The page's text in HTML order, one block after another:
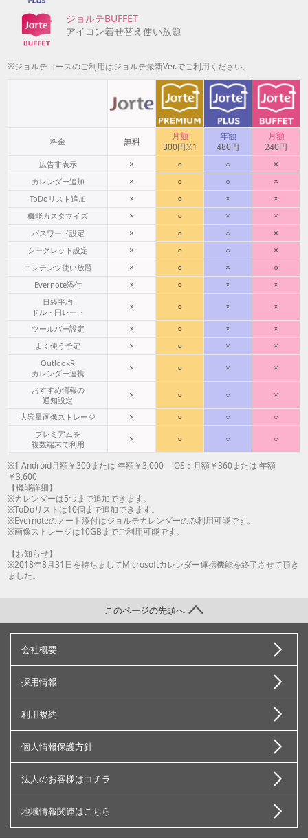
ジョルテBUFFET
アイコン着せ替え使い放題
※ジョルテコースのご利用はジョルテ最新Ver.でご利用ください。
料金 無料
月額
300円※1
年額
480円
月額
240円
広告非表示 × ○ ○ ×
カレンダー追加 × ○ ○ ×
ToDoリスト追加 × ○ × ×
機能カスタマイズ × ○ × ×
パスワード設定 × ○ ○ ×
シークレット設定 × ○ ○ ×
コンテンツ使い放題 × ○ × ○
Evernote添付 × ○ × ×
日経平均
ドル・円レート
× ○ × ×
ツールバー設定 × ○ × ×
よく使う予定 × ○ × ×
OutlookR
カレンダー連携
× ○ × ×
おすすめ情報の
通知設定
× ○ ○ ×
大容量画像ストレージ × ○ ○ ○
プレミアムを
複数端末で利用
× ○ ○ ○
※1 Android月額￥300または 年額￥3,000 iOS：月額￥360または 年額
￥3,600
【機能詳細】
※カレンダーは5つまで追加できます。
※ToDoリストは10個まで追加できます。
※Evernoteのノート添付はジョルテカレンダーのみ利用可能です。
※画像ストレージは10GBまでご利用可能です。
【お知らせ】
※2018年8月31日を持ちましてMicrosoftカレンダー連携機能を終了させて頂き
ました。
会社概要
採用情報
利用規約
個人情報保護方針
法人のお客様はコチラ
地域情報関連はこちら
このページの先頭へ